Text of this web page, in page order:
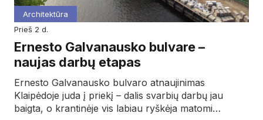
Architektūra
prieš 2 d.
Ernesto Galvanausko bulvare –
naujas darbų etapas
Ernesto Galvanausko bulvaro atnaujinimas
Klaipėdoje juda į priekį – dalis svarbių darbų jau
baigta, o krantinėje vis labiau ryškėja matomi…